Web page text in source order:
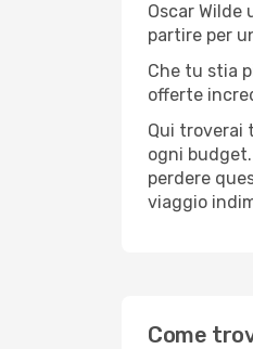
Oscar Wilde
partire per
Che tu stia
offerte
Qui troverai
ogni
perdere
viaggio
Come